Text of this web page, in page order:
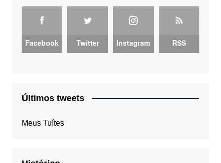
Facebook Twitter Instagram RSS
Últimos tweets
Meus Tuítes